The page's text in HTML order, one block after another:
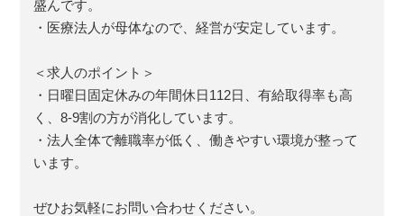
盛んです。
・医療法人が母体なので、経営が安定しています。
＜求人のポイント＞
・日曜日固定休みの年間休日112日、有給取得率も高
く、8-9割の方が消化しています。
・法人全体で離職率が低く、働きやすい環境が整って
います。
ぜひお気軽にお問い合わせください。